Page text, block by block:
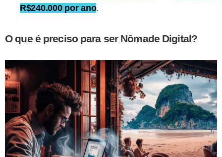
R$240.000 por ano.
O que é preciso para ser Nômade Digital?